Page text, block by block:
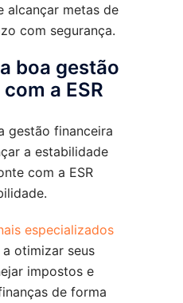
alcançar metas de
com segurança.
boa gestão
a ESR
gestão financeira
a estabilidade
com a ESR
especializados
otimizar seus
impostos e
de forma